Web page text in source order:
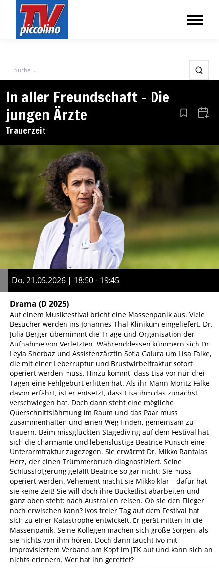
Search
In aller Freundschaft – Die
jungen Ärzte
Trauerzeit
Aus den
Do, 21.05.2026 | 18:50 - 19:45
Drama (D 2025)
Auf einem Musikfestival bricht eine Massenpanik aus. Viele
Besucher werden ins Johannes-Thal-Klinikum eingeliefert. Dr.
Julia Berger übernimmt die Triage und Organisation der
Aufnahme von Verletzten. Währenddessen kümmern sich Dr.
Leyla Sherbaz und Assistenzärztin Sofia Galura um Lisa Falke,
die mit einer Leberruptur und Brustwirbelfraktur sofort
operiert werden muss. Hinzu kommt, dass Lisa vor nur drei
Tagen eine Fehlgeburt erlitten hat. Als ihr Mann Moritz Falke
davon erfährt, ist er entsetzt, dass Lisa ihm das zunächst
verschwiegen hat. Doch dann steht eine mögliche
Querschnittslähmung im Raum und das Paar muss
zusammenhalten und einen Weg finden, gemeinsam zu
trauern. Beim missglückten Stagediving auf dem Festival hat
sich die charmante und lebenslustige Beatrice Punsch eine
Unterarmfraktur zugezogen. Sie erwärmt Dr. Mikko Rantalas
Herz, der einen Trümmerbruch diagnostiziert. Seine
Schlussfolgerung gefällt Beatrice so gar nicht: Sie muss
operiert werden. Vehement macht sie Mikko klar – dafür hat
sie keine Zeit! Sie will doch ihre Bucketlist abarbeiten und
ganz oben steht: nach Australien reisen. Ob sie den Flieger
noch erwischen kann? Ivos freier Tag auf dem Festival hat
sich zu einer Katastrophe entwickelt. Er gerät mitten in die
Massenpanik. Seine Kollegen machen sich große Sorgen, als
sie nichts von ihm hören. Doch dann taucht Ivo mit
improvisiertem Verband am Kopf im JTK auf und kann sich an
nichts erinnern. Wer hat ihn gerettet?